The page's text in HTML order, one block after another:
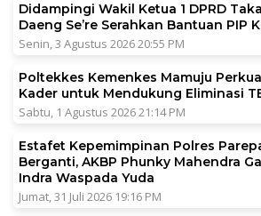
Didampingi Wakil Ketua 1 DPRD
Daeng Se’re Serahkan Bantuan PIP
Senin, 3 Agustus 2026 20:55 PM
Poltekkes Kemenkes Mamuju
Kader untuk Mendukung Eliminasi
Sabtu, 1 Agustus 2026 21:14 PM
Estafet Kepemimpinan Polres
Berganti, AKBP Phunky Mahendra
Indra Waspada Yuda
Jumat, 31 Juli 2026 19:16 PM